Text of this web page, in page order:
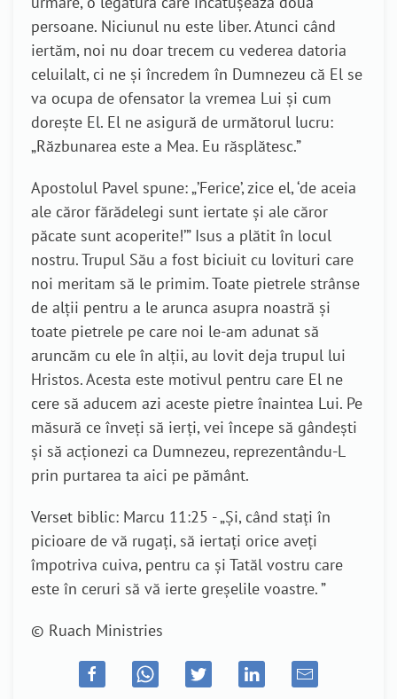
persoane. Niciunul nu este liber. Atunci când
iertăm, noi nu doar trecem cu vederea datoria
celuilalt, ci ne și încredem în Dumnezeu că El se
va ocupa de ofensator la vremea Lui și cum
dorește El. El ne asigură de următorul lucru:
„Răzbunarea este a Mea. Eu răsplătesc.”
Apostolul Pavel spune: „’Ferice’, zice el, ‘de aceia
ale căror fărădelegi sunt iertate şi ale căror
păcate sunt acoperite!’” Isus a plătit în locul
nostru. Trupul Său a fost biciuit cu lovituri care
noi meritam să le primim. Toate pietrele strânse
de alții pentru a le arunca asupra noastră și
toate pietrele pe care noi le-am adunat să
aruncăm cu ele în alții, au lovit deja trupul lui
Hristos. Acesta este motivul pentru care El ne
cere să aducem azi aceste pietre înaintea Lui. Pe
măsură ce înveți să ierți, vei începe să gândești
și să acționezi ca Dumnezeu, reprezentându-L
prin purtarea ta aici pe pământ.
Verset biblic: Marcu 11:25 - „Şi, când staţi în
picioare de vă rugaţi, să iertaţi orice aveţi
împotriva cuiva, pentru ca şi Tatăl vostru care
este în ceruri să vă ierte greşelile voastre. ”
© Ruach Ministries